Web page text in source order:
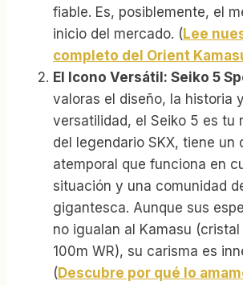
fiable. Es, posiblemente, el
inicio del mercado. (Lee
completo del Orient
El Icono Versátil: Seiko 5
valoras el diseño, la historia
versatilidad, el Seiko 5 es tu
del legendario SKX, tiene un
atemporal que funciona en
situación y una comunidad
gigantesca. Aunque sus
no igualan al Kamasu (cristal
100m WR), su carisma es
(Descubre por qué lo